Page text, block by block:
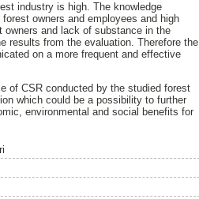
industry is high. The knowledge
owners and employees and high
owners and lack of substance in the
results from the evaluation. Therefore the
on a more frequent and effective
of CSR conducted by the studied forest
which could be a possibility to further
environmental and social benefits for